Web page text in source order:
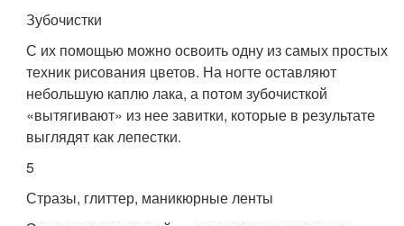
Зубочистки
С их помощью можно освоить одну из самых простых
техник рисования цветов. На ногте оставляют
небольшую каплю лака, а потом зубочисткой
«вытягивают» из нее завитки, которые в результате
выглядят как лепестки.
5
Стразы, глиттер, маникюрные ленты